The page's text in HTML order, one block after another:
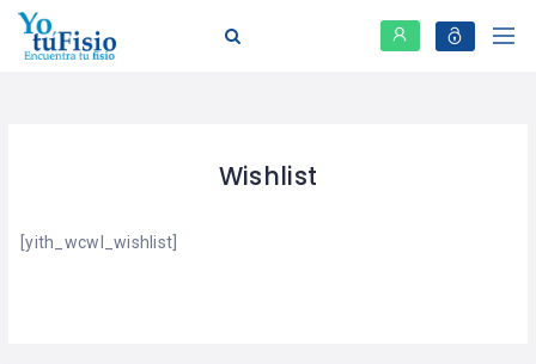
Wishlist
[yith_wcwl_wishlist]